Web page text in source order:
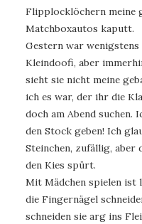
Flipplocklöchern meine
Matchboxautos kaputt.
Gestern war
Kleindoofi, aber
sieht sie nicht meine
ich es war, der ihr die
doch am Abend suchen.
den Stock geben! Ich
Steinchen, zufällig,
den Kies spürt.
Mit Mädchen spielen ist
die Fingernägel
schneiden sie arg ins